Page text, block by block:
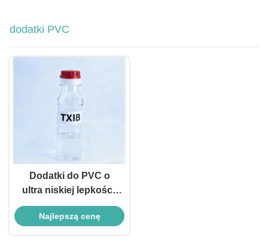
dodatki PVC
Dodatki do PVC o
ultra niskiej lepkości,
plastyfikator TXIB do
powłok i farb PVC
Najlepszą cenę